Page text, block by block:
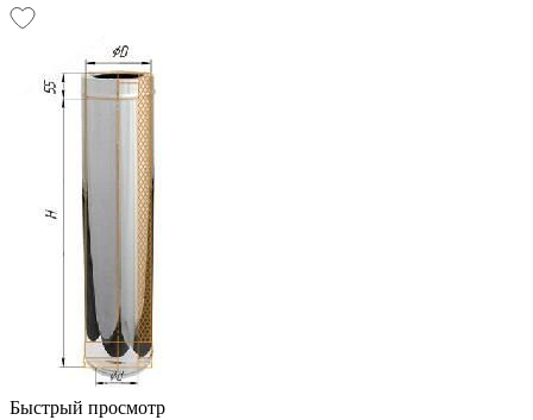
Быстрый просмотр